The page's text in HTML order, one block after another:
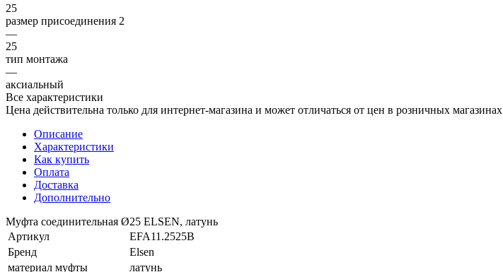
25
размер присоединения 2
—
25
тип монтажа
—
аксиальный
Все характеристики
Цена действительна только для интернет-магазина и может отличаться от цен в розничных магазинах
Описание
Характеристики
Как купить
Оплата
Доставка
Дополнительно
Муфта соединительная Ø25 ELSEN, латунь
Артикул
EFA11.2525B
Бренд
Elsen
материал муфты
латунь